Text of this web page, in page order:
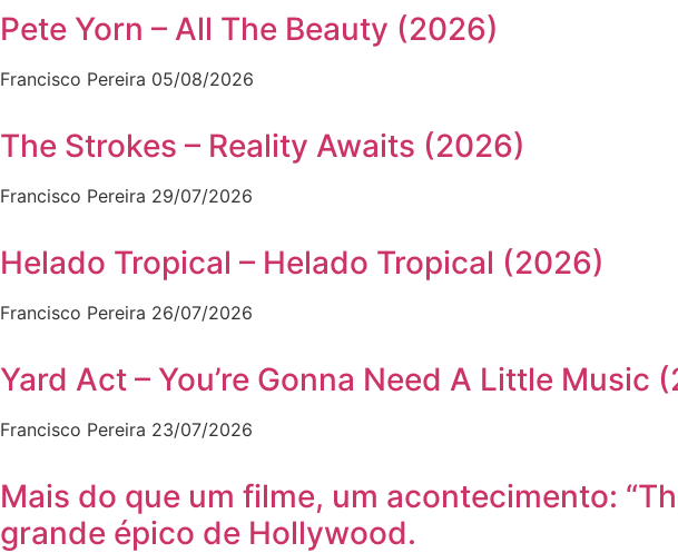
Pete Yorn – All The Beauty (2026)
Francisco Pereira 05/08/2026
The Strokes – Reality Awaits (2026)
Francisco Pereira 29/07/2026
Helado Tropical – Helado Tropical (2026)
Francisco Pereira 26/07/2026
Yard Act – You’re Gonna Need A Little Music
Francisco Pereira 23/07/2026
Mais do que um filme, um acontecimento:
grande épico de Hollywood.